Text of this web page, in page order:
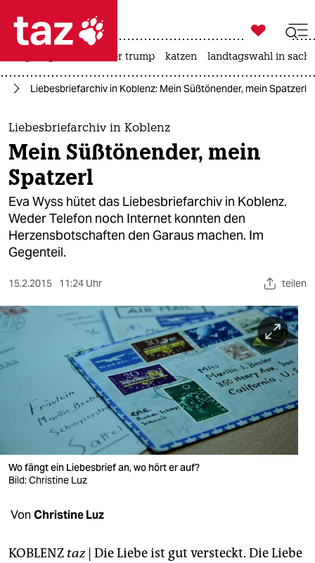
 taz zahl ich
taz zahl ich
themen
politik
öko
gesellschaft
kultur
sport
berlin
nord
verlag
veranstaltungen
fragen & hilfe
unterstützen

taz zahl ich
usa unter trump katzen landtagswahl in
Liebesbriefarchiv in Koblenz: Mein Süßtönender, mein Spatzerl
Liebesbriefarchiv in Koblenz
Mein Süßtönender, mein
Spatzerl
Eva Wyss hütet das Liebesbriefarchiv in Koblenz.
Weder Telefon noch Internet konnten den
Herzensbotschaften den Garaus machen. Im
Gegenteil.
15.2.2015 11:24 Uhr teilen
Wo fängt ein Liebesbrief an, wo hört er auf?
Bild: Christine Luz
Von Christine Luz
KOBLENZ taz| Die Liebe ist gut versteckt. Die Liebe